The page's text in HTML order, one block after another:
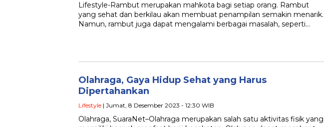
Lifestyle-Rambut merupakan mahkota bagi setiap orang. Rambut
yang sehat dan berkilau akan membuat penampilan semakin menarik.
Namun, rambut juga dapat mengalami berbagai masalah, seperti…
Olahraga, Gaya Hidup Sehat yang Harus
Dipertahankan
Lifestyle | Jumat, 8 Desember 2023 - 12:30 WIB
Olahraga, SuaraNet–Olahraga merupakan salah satu aktivitas fisik yang